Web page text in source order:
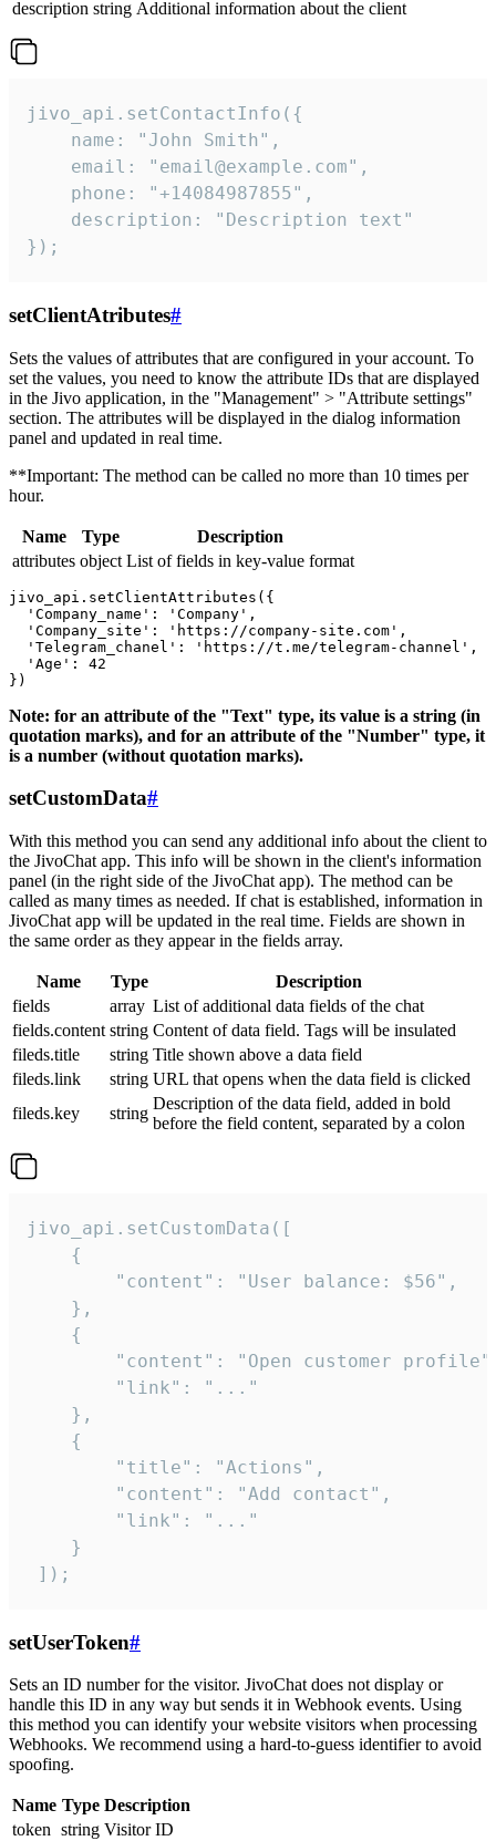
description string Additional information about the client
jivo_api.setContactInfo({
    name: "John Smith",
    email: "email@example.com",
    phone: "+14084987855",
    description: "Description text"
});
setClientAtributes#
Sets the values ​​of attributes that are configured in your account. To
set the values, you need to know the attribute IDs that are displayed
in the Jivo application, in the "Management" > "Attribute settings"
section. The attributes will be displayed in the dialog information
panel and updated in real time.
**Important: The method can be called no more than 10 times per
hour.
Name Type
Description
attributes object List of fields in key-value format
jivo_api.setClientAttributes({
  'Company_name': 'Company',
  'Company_site': 'https://company-site.com',
  'Telegram_chanel': 'https://t.me/telegram-channel',
  'Age': 42
Note: for an attribute of the "Text" type, its value is a string (in
quotation marks), and for an attribute of the "Number" type, it
is a number (without quotation marks).
setCustomData#
With this method you can send any additional info about the client to
the JivoChat app. This info will be shown in the client's information
panel (in the right side of the JivoChat app). The method can be
called as many times as needed. If chat is established, information in
JivoChat app will be updated in the real time. Fields are shown in
the same order as they appear in the fields array.
Name Type
Description
fields
array List of additional data fields of the chat
fields.content string Content of data field. Tags will be insulated
fileds.title
string Title shown above a data field
fileds.link
string URL that opens when the data field is clicked
fileds.key
string
Description of the data field, added in bold
before the field content, separated by a colon
jivo_api.setCustomData([
    {
        "content": "User balance: $56",
    },
    {
"content": "Open customer
        "link": "..."
    },
    {
        "title": "Actions",
        "content": "Add contact",
        "link": "..."
    }
]);
setUserToken#
Sets an ID number for the visitor. JivoChat does not display or
handle this ID in any way but sends it in Webhook events. Using
this method you can identify your website visitors when processing
Webhooks. We recommend using a hard-to-guess identifier to avoid
spoofing.
Name Type Description
token string Visitor ID